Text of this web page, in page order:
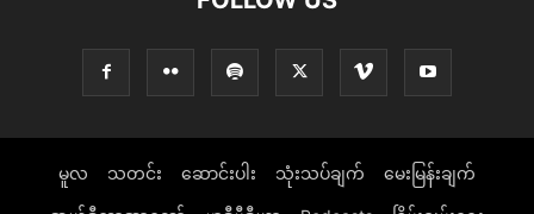
မူလ သတင်း ဆောင်းပါး သုံးသပ်ချက် မေးမြန်းချက်